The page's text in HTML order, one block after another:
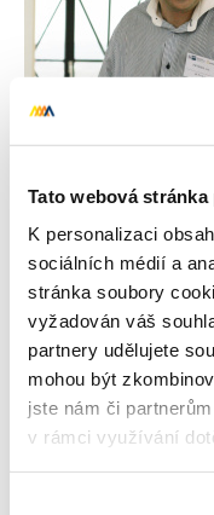
Tato webová
K personalizaci
sociálních médií a
stránka soubory
vyžadován váš
partnery udělujete
mohou být
jste nám či
v rámci využívání